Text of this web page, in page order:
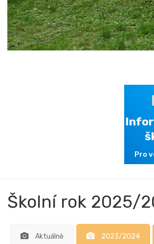
Pro
Školní rok 2025/
Aktuálně 2023/2024